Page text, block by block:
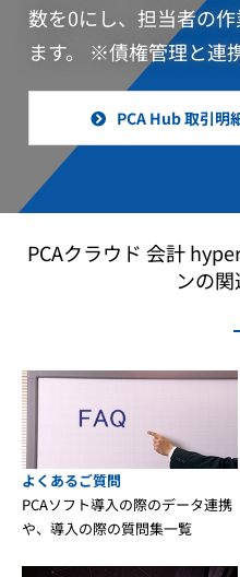
数を0にし、担当者の
ます。 ※債権管理と連
PCA Hub 取引明
PCAクラウド 会計
ンの
よくあるご質問
PCAソフト導入の際のデータ連携
や、導入の際の質問集一覧